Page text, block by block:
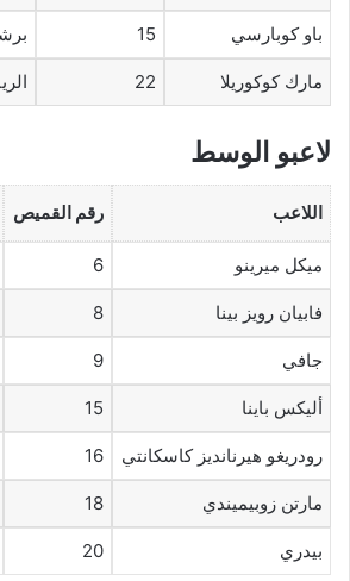
باو كوبارسي 15
مارك كوكوريلا 22
لاعبو الوسط
اللاعب رقم القميص
ميكل ميرينو 6
فابيان رويز بينا 8
جافي 9
أليكس باينا 15
رودريغو هيرنانديز كاسكانتي 16
مارتن زوبيميندي 18
بيدري 20